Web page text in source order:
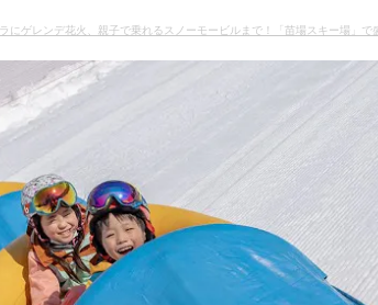
にゲレンデ花火、親子で乗れるスノーモービルまで！「苗場スキー場」で